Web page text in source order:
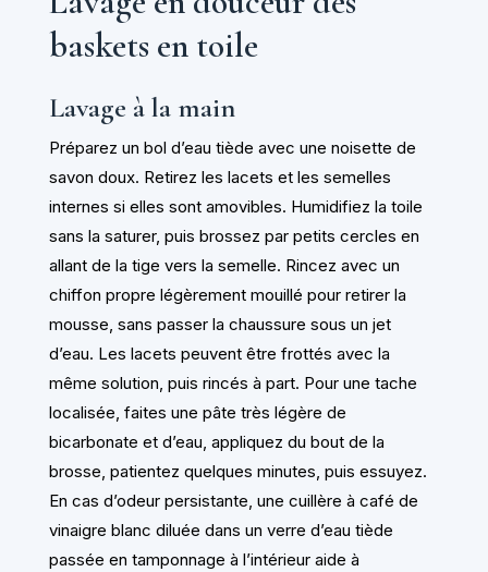
baskets en toile
Lavage à la main
Préparez un bol d’eau tiède avec une noisette de
savon doux. Retirez les lacets et les semelles
internes si elles sont amovibles. Humidifiez la toile
sans la saturer, puis brossez par petits cercles en
allant de la tige vers la semelle. Rincez avec un
chiffon propre légèrement mouillé pour retirer la
mousse, sans passer la chaussure sous un jet
d’eau. Les lacets peuvent être frottés avec la
même solution, puis rincés à part. Pour une tache
localisée, faites une pâte très légère de
bicarbonate et d’eau, appliquez du bout de la
brosse, patientez quelques minutes, puis essuyez.
En cas d’odeur persistante, une cuillère à café de
vinaigre blanc diluée dans un verre d’eau tiède
passée en tamponnage à l’intérieur aide à